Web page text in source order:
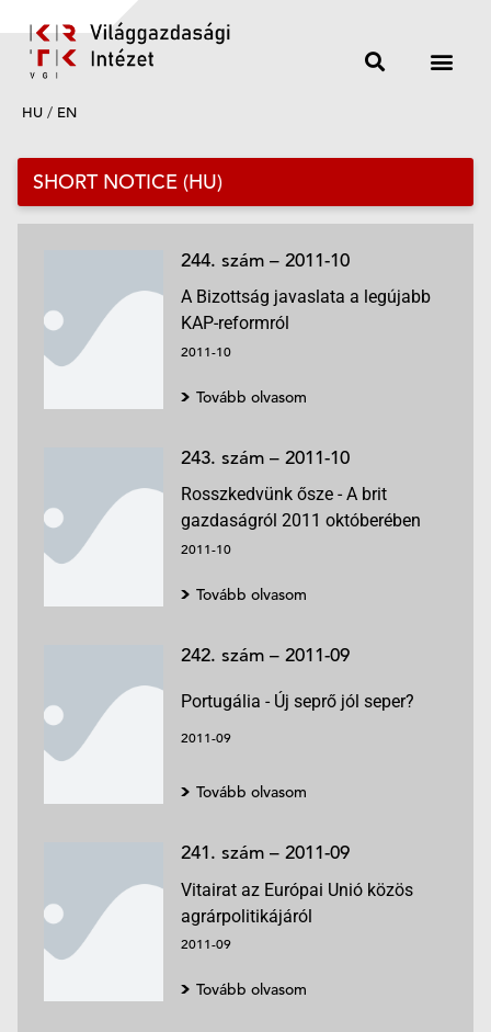
HU / EN
SHORT NOTICE (HU)
244. szám – 2011-10
A Bizottság javaslata a legújabb
KAP-reformról
2011-10
Tovább olvasom
243. szám – 2011-10
Rosszkedvünk ősze - A brit
gazdaságról 2011 októberében
2011-10
Tovább olvasom
242. szám – 2011-09
Portugália - Új seprő jól seper?
2011-09
Tovább olvasom
241. szám – 2011-09
Vitairat az Európai Unió közös
agrárpolitikájáról
2011-09
Tovább olvasom